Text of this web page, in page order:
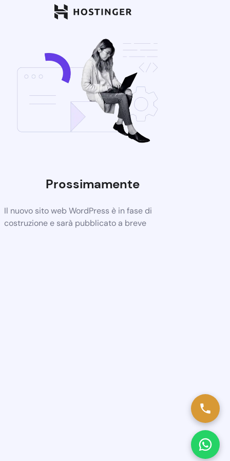
Prossimamente
Il nuovo sito web WordPress è in fase di
costruzione e sarà pubblicato a breve